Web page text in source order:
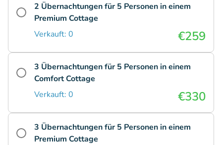
2 Übernachtungen für 5 Personen in einem
Premium Cottage
Verkauft: 0
€259
3 Übernachtungen für 5 Personen in einem
Comfort Cottage
Verkauft: 0
€330
3 Übernachtungen für 5 Personen in einem
Premium Cottage